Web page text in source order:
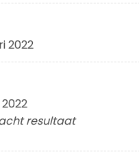
2022
2022
resultaat